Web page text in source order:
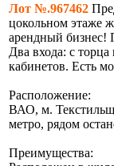
Лот №.967462
цокольном этаже
арендный бизнес!
Два входа: с
кабинетов. Есть
Расположение:
ВАО, м.
метро, рядом
Преимущества: